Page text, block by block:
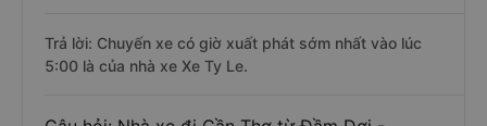
Trả lời: Chuyến xe có giờ xuất phát sớm nhất vào lúc
5:00 là của nhà xe Xe Ty Le.